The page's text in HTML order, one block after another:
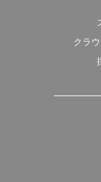
クラ